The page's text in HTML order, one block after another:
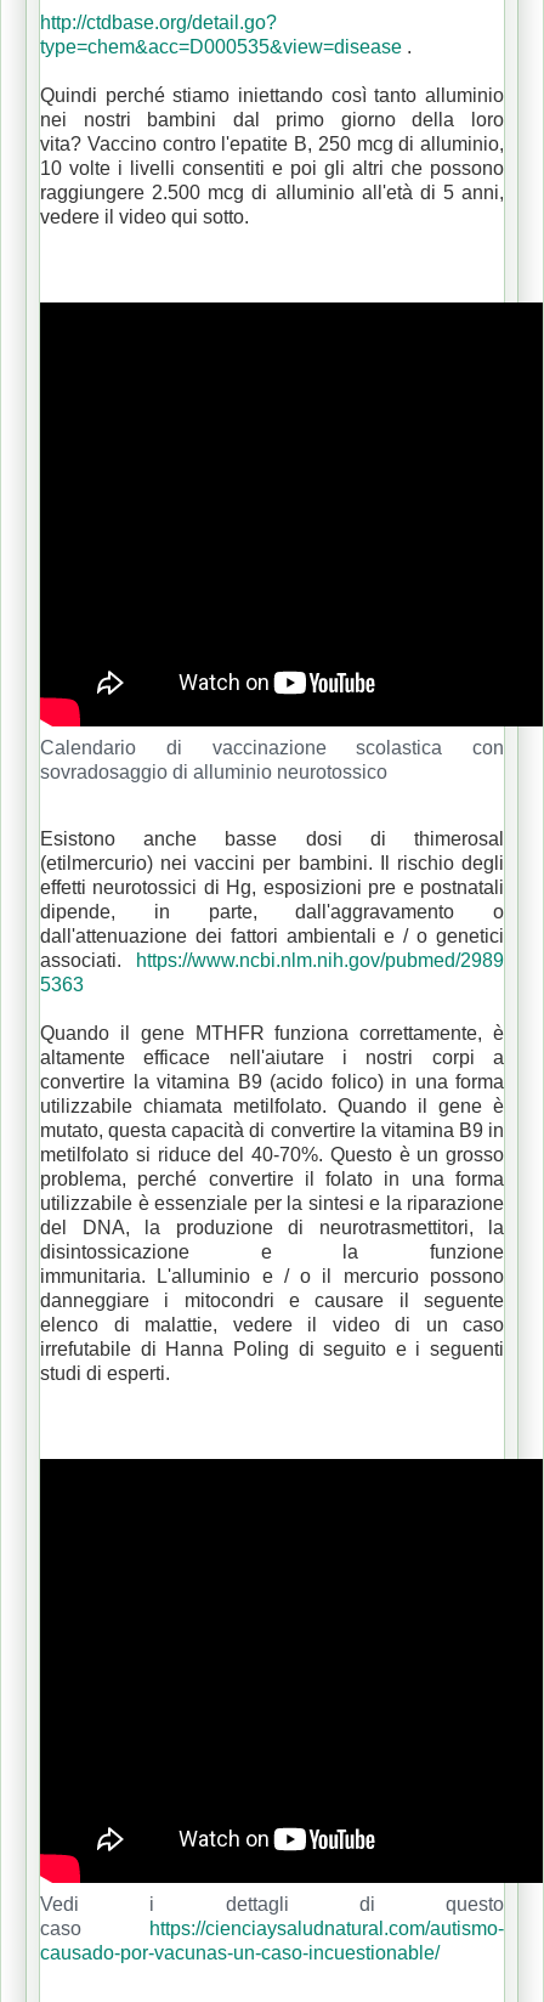
http://ctdbase.org/detail.go?
type=chem&acc=D000535&view=disease .
Quindi perché stiamo iniettando così tanto alluminio
nei nostri bambini dal primo giorno della loro
vita? Vaccino contro l'epatite B, 250 mcg di alluminio,
10 volte i livelli consentiti e poi gli altri che possono
raggiungere 2.500 mcg di alluminio all'età di 5 anni,
vedere il video qui sotto.
Calendario di vaccinazione scolastica con
sovradosaggio di alluminio neurotossico
Esistono anche basse dosi di thimerosal
(etilmercurio) nei vaccini per bambini.
Il rischio degli
effetti neurotossici di Hg, esposizioni pre e postnatali
dipende, in parte, dall'aggravamento o
dall'attenuazione dei fattori ambientali e / o genetici
associati.
https://www.ncbi.nlm.nih.gov/pubmed/2989
5363
Quando il gene MTHFR funziona correttamente, è
altamente efficace nell'aiutare i nostri corpi a
convertire la vitamina B9 (acido folico) in una forma
utilizzabile chiamata metilfolato. Quando il gene è
mutato, questa capacità di convertire la vitamina B9 in
metilfolato si riduce del 40-70%. Questo è un grosso
problema, perché convertire il folato in una forma
utilizzabile è essenziale per la sintesi e la riparazione
del DNA, la produzione di neurotrasmettitori, la
disintossicazione e la funzione
immunitaria.
L'alluminio e / o il mercurio possono
danneggiare i mitocondri e causare il seguente
elenco di malattie, vedere il video di un caso
irrefutabile di Hanna Poling di seguito e i seguenti
studi di esperti.
Vedi i dettagli di questo
caso
https://cienciaysaludnatural.com/autismo-
causado-por-vacunas-un-caso-incuestionable/